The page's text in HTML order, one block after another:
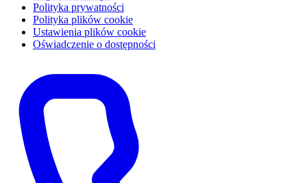
Polityka prywatności
Polityka plików cookie
Ustawienia plików cookie
Oświadczenie o dostępności